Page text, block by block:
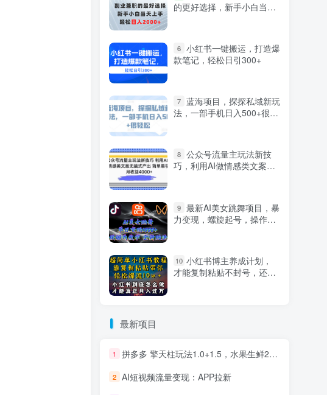
的更好选择，新手小白当天
6 小红书一键搬运，打造爆
款笔记，轻松日引300+
7 蓝海项目，探探私域新玩
法，一部手机日入500+很轻
8 公众号流量主玩法新技
巧，利用AI做情感类文案无
9 最新AI美女跳舞项目，暴
力变现，螺旋起号，操作简
10 小红书博主养成计划，
才能复制粘贴不封号，还能
最新项目
1 拼多多 擎天柱玩法1.0+1.5，水果生鲜2小时起量,标品2天爆单,利润率提升30%
2 AI短视频流量变现：APP拉新